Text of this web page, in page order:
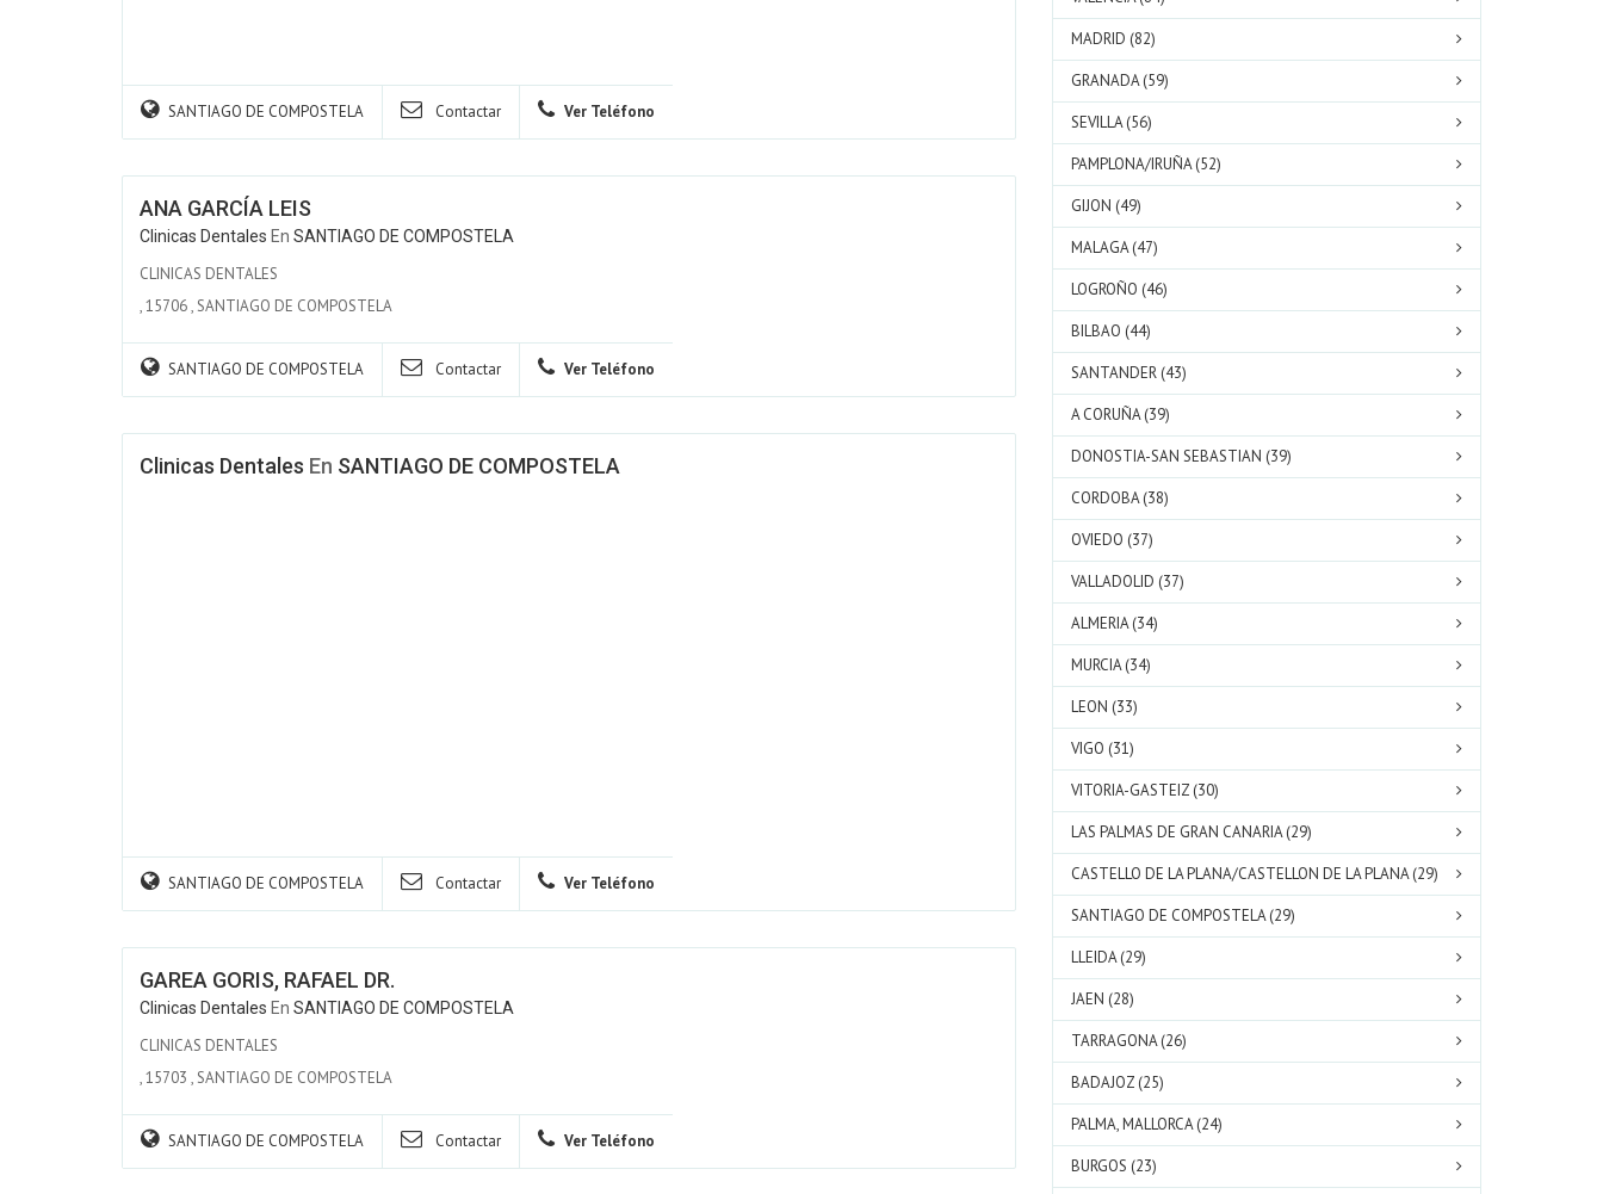
SANTIAGO DE COMPOSTELA Contactar Ver Teléfono
ANA GARCÍA LEIS
Clinicas Dentales En SANTIAGO DE COMPOSTELA
CLINICAS DENTALES
,15706,SANTIAGO DE COMPOSTELA
SANTIAGO DE COMPOSTELA Contactar Ver Teléfono
Clinicas Dentales En SANTIAGO DE COMPOSTELA
SANTIAGO DE COMPOSTELA Contactar Ver Teléfono
GAREA GORIS, RAFAEL DR.
Clinicas Dentales En SANTIAGO DE COMPOSTELA
CLINICAS DENTALES
,15703 ,SANTIAGO DE COMPOSTELA
SANTIAGO DE COMPOSTELA Contactar Ver Teléfono
MADRID (82)
GRANADA (59)
SEVILLA (56)
PAMPLONA/IRUÑA (52)
GIJON (49)
MALAGA (47)
LOGROÑO (46)
BILBAO (44)
SANTANDER (43)
A CORUÑA (39)
DONOSTIA-SAN SEBASTIAN (39)
CORDOBA (38)
OVIEDO (37)
VALLADOLID (37)
ALMERIA (34)
MURCIA (34)
LEON (33)
VIGO (31)
VITORIA-GASTEIZ (30)
LAS PALMAS DE GRAN CANARIA (29)
CASTELLO DE LA PLANA/CASTELLON DE LA PLANA (29)
SANTIAGO DE COMPOSTELA (29)
LLEIDA (29)
JAEN (28)
TARRAGONA (26)
BADAJOZ (25)
PALMA, MALLORCA (24)
BURGOS (23)